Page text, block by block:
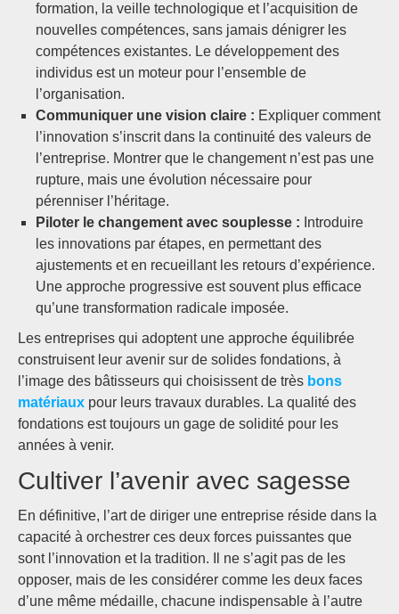
formation, la veille technologique et l’acquisition de
nouvelles compétences, sans jamais dénigrer les
compétences existantes. Le développement des
individus est un moteur pour l’ensemble de
l’organisation.
Communiquer une vision claire : Expliquer comment
l’innovation s’inscrit dans la continuité des valeurs de
l’entreprise. Montrer que le changement n’est pas une
rupture, mais une évolution nécessaire pour
pérenniser l’héritage.
Piloter le changement avec souplesse : Introduire
les innovations par étapes, en permettant des
ajustements et en recueillant les retours d’expérience.
Une approche progressive est souvent plus efficace
qu’une transformation radicale imposée.
Les entreprises qui adoptent une approche équilibrée
construisent leur avenir sur de solides fondations, à
l’image des bâtisseurs qui choisissent de très bons
matériaux pour leurs travaux durables. La qualité des
fondations est toujours un gage de solidité pour les
années à venir.
Cultiver l’avenir avec sagesse
En définitive, l’art de diriger une entreprise réside dans la
capacité à orchestrer ces deux forces puissantes que
sont l’innovation et la tradition. Il ne s’agit pas de les
opposer, mais de les considérer comme les deux faces
d’une même médaille, chacune indispensable à l’autre